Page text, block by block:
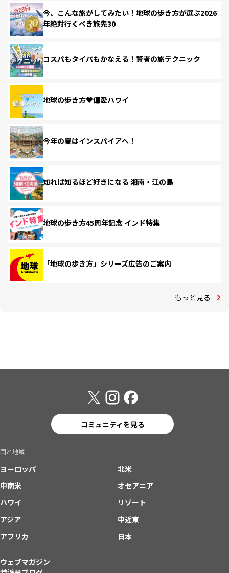
今、こんな旅がしてみたい！地球の歩き方が選ぶ2026
年絶対行くべき旅先30
コスパもタイパもかなえる！賢者の旅テクニック
地球の歩き方♥偏愛ハワイ
今年の夏はインスパイアへ！
知れば知るほど好きになる 湘南・江の島
地球の歩き方45周年記念 インド特集
「地球の歩き方」シリーズ広告のご案内
もっと見る
コミュニティを見る
国と地域
ヨーロッパ
北米
中南米
オセアニア
ハワイ
リゾート
アジア
中近東
アフリカ
日本
ウェブマガジン